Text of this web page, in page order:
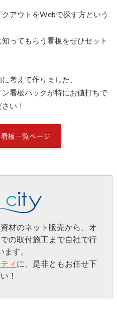
アウトをWebで探す方という
ってもらう看板をぜひセット
考えて作りました、
看板パックが特にお値打ちで
い！
板一覧ページ
材のネット販売から、オ
の取付施工まで自社で行
ます。
ィ に、是非ともお任せ下
！